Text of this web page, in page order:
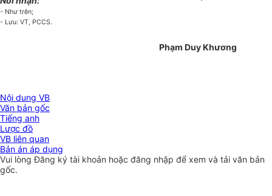
- Như trên;
- Lưu: VT, PCCS.
Phạm Duy Khương
Nội dung VB
Văn bản gốc
Tiếng anh
Lược đồ
VB liên quan
Bản án áp dụng
Vui lòngĐăng ký tài khoản hoặc đăng nhập để xem và tải văn bản
gốc.